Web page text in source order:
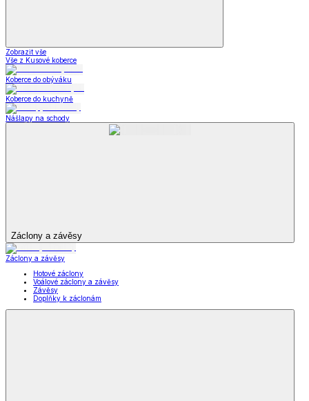
Zobrazit vše
Vše z Kusové koberce
Koberce do obýváku
Koberce do kuchyně
Nášlapy na schody
Záclony a závěsy
Záclony a závěsy
Hotové záclony
Voálové záclony a závěsy
Závěsy
Doplňky k záclonám